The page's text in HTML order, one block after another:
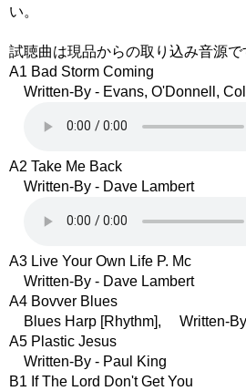
い。
試聴曲は現品からの取り込み音源で
A1 Bad Storm Coming
Written-By - Evans, O'Donnell,
A2 Take Me Back
Written-By - Dave Lambert
A3 Live Your Own Life P. Mc
Written-By - Dave Lambert
A4 Bovver Blues
Blues Harp [Rhythm], Written-By
A5 Plastic Jesus
Written-By - Paul King
B1 If The Lord Don't Get You